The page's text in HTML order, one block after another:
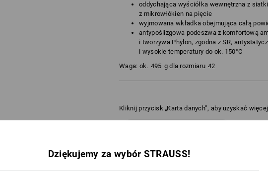
oddychająca wyściółka wewnętrzna z
z mikrowłókien na pięcie
wyjmowana wkładka obejmująca całą
antypoślizgowa podeszwa z komfortową
i tworzywa Phylon, zgodna z SR,
i wysokie temperatury do ok. 150°C
Waga: ok. 495 g dla rozmiaru 42
Kliknij przycisk „Karta danych”, aby uzyskać
Dziękujemy za wybór STRAUSS!